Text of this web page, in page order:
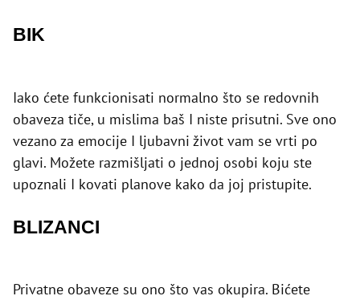
BIK
Iako ćete funkcionisati normalno što se redovnih
obaveza tiče, u mislima baš I niste prisutni. Sve ono
vezano za emocije I ljubavni život vam se vrti po
glavi. Možete razmišljati o jednoj osobi koju ste
upoznali I kovati planove kako da joj pristupite.
BLIZANCI
Privatne obaveze su ono što vas okupira. Bićete